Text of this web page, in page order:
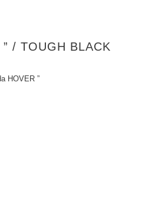
/ TOUGH BLACK
HOVER ”